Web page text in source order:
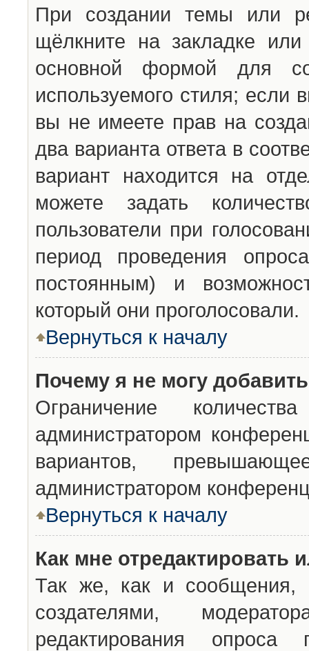
При создании темы или
щёлкните на закладке
основной формой для
используемого стиля; если
вы не имеете прав на
два варианта ответа в
вариант находится на
можете задать
пользователи при
период проведения
постоянным) и
который они проголосовали.
Вернуться к началу
Почему я не могу
Ограничение
администратором
вариантов,
администратором
Вернуться к началу
Как мне отредактировать
Так же, как и сообщения,
создателями,
редактирования опроса